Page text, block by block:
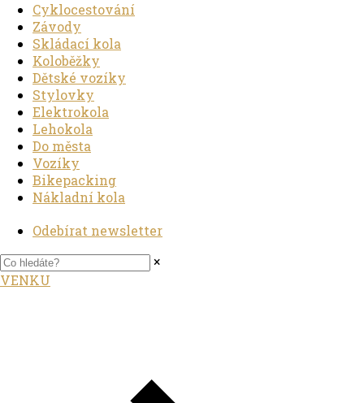
Cyklocestování
Závody
Skládací kola
Koloběžky
Dětské vozíky
Stylovky
Elektrokola
Lehokola
Do města
Vozíky
Bikepacking
Nákladní kola
Odebírat newsletter
×
VENKU